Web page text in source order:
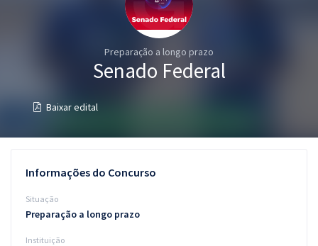
Conteúdo gratuito
Preparação a longo prazo
Senado Federal
Baixar edital
Informações do Concurso
Situação
Preparação a longo prazo
Instituição